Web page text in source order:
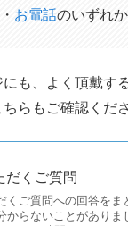
・ お電話のいずれ
にも、よく頂戴す
らもご確認くだ
だくご質問
くご質問への回答を
からないことがあり